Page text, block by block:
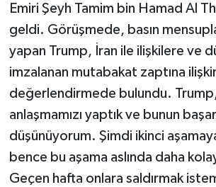
Emiri Şeyh Tamim bin Hamad Al
geldi. Görüşmede, basın
yapan Trump, İran ile ilişkilere ve
imzalanan mutabakat zaptına
değerlendirmede bulundu.
anlaşmamızı yaptık ve bunun
düşünüyorum. Şimdi ikinci
bence bu aşama aslında daha
Geçen hafta onlara saldırmak